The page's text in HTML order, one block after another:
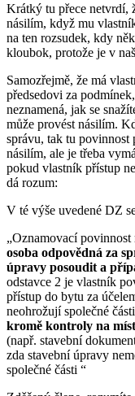
Krátký tu přece netvrdí,
násilím, když mu
na ten rozsudek, kdy
kloubok, protože je v
Samozřejmě, že má
předsedovi za
neznamená, jak se
může provést násilím.
správu, tak tu povinnost
násilím, ale je třeba
pokud vlastník přístup
dá rozum:
V té výše uvedené DZ
„Oznamovací
osoba odpovědná za
úpravy posoudit a
odstavce 2 je vlastník
přístup do bytu za
neohrožují společné
kromě kontroly na
(např. stavební
zda stavební úpravy
společné části “